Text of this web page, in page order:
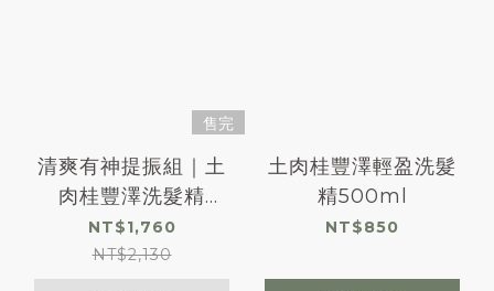
售完
清爽有神提振組｜土
肉桂豐澤洗髮精
500ml＋毛豆煥妍緊
緻精華液
NT$1,760
NT$2,130
土肉桂豐澤輕盈洗髮
精500ml
NT$850